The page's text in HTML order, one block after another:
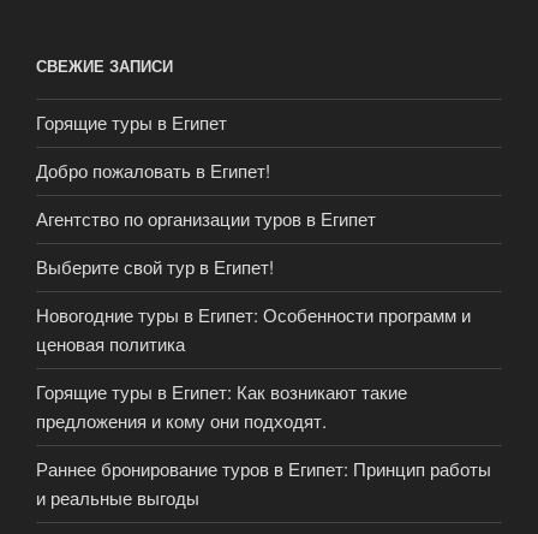
СВЕЖИЕ ЗАПИСИ
Горящие туры в Египет
Добро пожаловать в Египет!
Агентство по организации туров в Египет
Выберите свой тур в Египет!
Новогодние туры в Египет: Особенности программ и
ценовая политика
Горящие туры в Египет: Как возникают такие
предложения и кому они подходят.
Раннее бронирование туров в Египет: Принцип работы
и реальные выгоды